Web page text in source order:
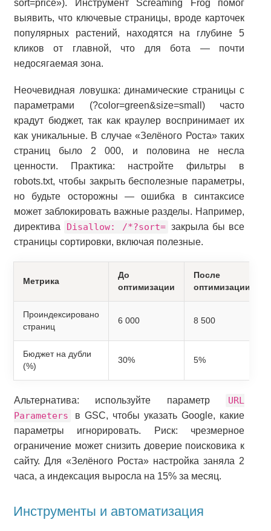
sort=price»). Инструмент Screaming Frog помог
выявить, что ключевые страницы, вроде карточек
популярных растений, находятся на глубине 5
кликов от главной, что для бота — почти
недосягаемая зона.
Неочевидная ловушка: динамические страницы с
параметрами (?color=green&size=small) часто
крадут бюджет, так как краулер воспринимает их
как уникальные. В случае «Зелёного Роста» таких
страниц было 2 000, и половина не несла
ценности. Практика: настройте фильтры в
robots.txt, чтобы закрыть бесполезные параметры,
но будьте осторожны — ошибка в синтаксисе
может заблокировать важные разделы. Например,
директива
Disallow: /*?sort= закрыла бы все
страницы сортировки, включая полезные.
Метрика
До
оптимизации
После
оптимизации
Проиндексировано
страниц
6 000 8 500
Бюджет на дубли
(%)
30% 5%
Альтернатива: используйте параметр
URL
Parameters
в GSC, чтобы указать Google, какие
параметры игнорировать. Риск: чрезмерное
ограничение может снизить доверие поисковика к
сайту. Для «Зелёного Роста» настройка заняла 2
часа, а индексация выросла на 15% за месяц.
Инструменты и автоматизация